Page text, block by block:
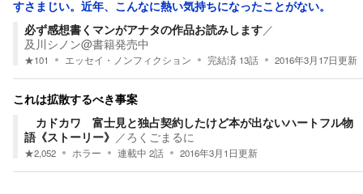
すさまじい。近年、こんなに熱い気持ちになったことがない。
必ず感想書くマンがアナタの作品お読みします／
及川シノン@書籍発売中
★101 エッセイ・ノンフィクション 完結済 13話 2016年3月17日更新
これは拡散するべき事案
カドカワ 富士見と独占契約したけど本が出ないハートフル物
語《ストーリー》 ／ろくごまるに
★2,052 ホラー 連載中 2話 2016年3月1日更新